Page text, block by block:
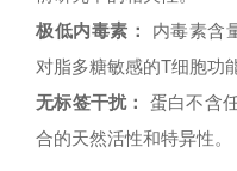
极低内毒素：
内毒素含
对脂多糖敏感的T细胞功
无标签干扰：
蛋白不含
合的天然活性和特异性。